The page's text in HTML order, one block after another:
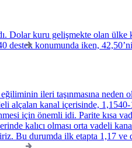
Dolar kuru gelişmekte olan
konumunda iken,
ileri taşınmasına
kanal içerisinde,
için önemli idi. Parite kısa
kalıcı olması orta vadeli
Bu durumda ilk etapta 1,17